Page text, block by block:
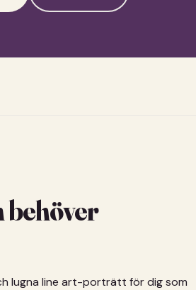
behöver
lugna line art-porträtt för dig som